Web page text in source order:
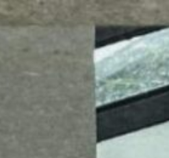
mes looks
amazon shop